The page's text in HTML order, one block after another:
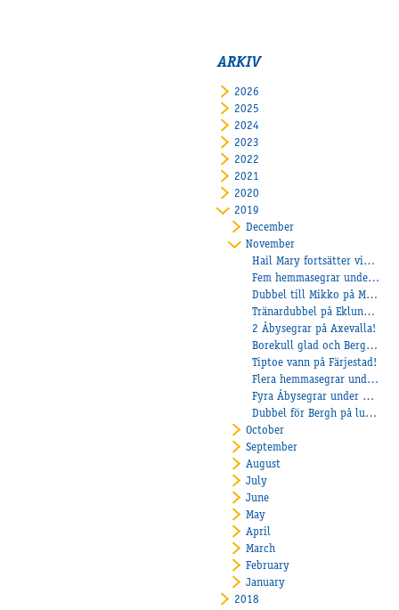
ARKIV
2026
2025
2024
2023
2022
2021
2020
2019
December
November
Hail Mary fortsätter vinna!
Fem hemmasegrar under onsdagen
Dubbel till Mikko på Mantorp!
Tränardubbel på Eklundh på Färjestad
2 Åbysegrar på Axevalla!
Borekull glad och Bergh tog tre segrar!
Tiptoe vann på Färjestad!
Flera hemmasegrar under lördagen
Fyra Åbysegrar under Axevallas fredagstävlingar
Dubbel för Bergh på lunchen!
October
September
August
July
June
May
April
March
February
January
2018